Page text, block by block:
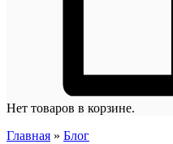
Нет товаров в корзине.
Главная » Блог